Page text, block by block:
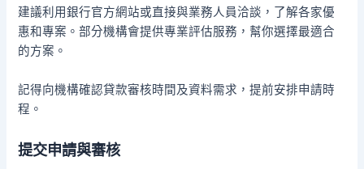
建議利用銀行官方網站或直接與業務人員洽談，了解各家優
惠和專案。部分機構會提供專業評估服務，幫你選擇最適合
的方案。
記得向機構確認貸款審核時間及資料需求，提前安排申請時
程。
提交申請與審核